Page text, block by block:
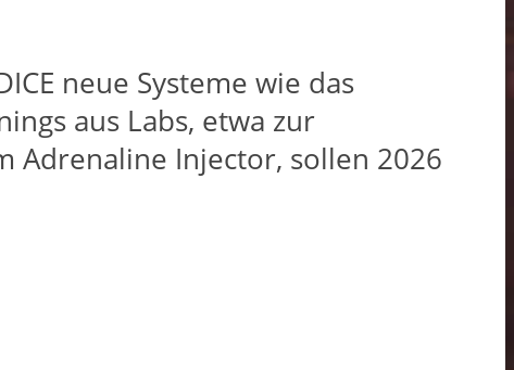
neue Systeme wie das
aus Labs, etwa zur
Adrenaline Injector, sollen 2026